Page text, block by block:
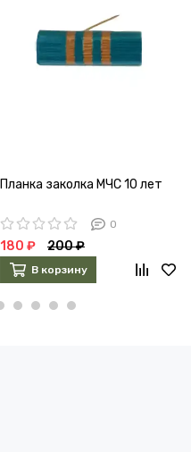
Планка заколка МЧС 10 лет
0
180 ₽ 200 ₽
В корзину